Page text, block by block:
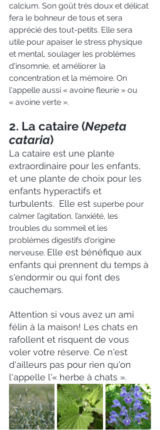
calcium. Son goût très doux et délicat
fera le bohneur de tous et sera
apprécié des tout-petits. Elle sera
utile pour apaiser le stress physique
et mental, soulager les problèmes
d'insomnie, et améliorer la
concentration et la mémoire. On
l'appelle aussi « avoine fleurie » ou
« avoine verte ».
2. La cataire (Nepeta
cataria)
La cataire est une plante
extraordinaire pour les enfants,
et une plante de choix pour les
enfants hyperactifs et
turbulents.  Elle est superbe pour
calmer l’agitation, l’anxiété, les
troubles du sommeil et les
problèmes digestifs d'origine
nerveuse. Elle est bénéfique aux
enfants qui prennent du temps à
s'endormir ou qui font des
cauchemars.
Attention si vous avez un ami
félin à la maison! Les chats en
rafollent et risquent de vous
voler votre réserve. Ce n'est
d'ailleurs pas pour rien qu'on
l'appelle l'« herbe à chats ».